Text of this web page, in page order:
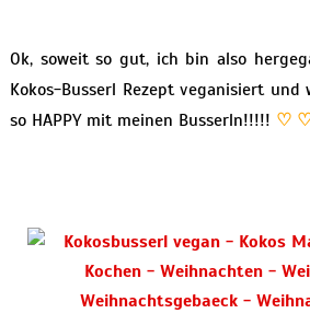
Ok, soweit so gut, ich bin also
Kokos-Busserl Rezept veganisiert
so HAPPY mit meinen Busserln!!!!! ♡